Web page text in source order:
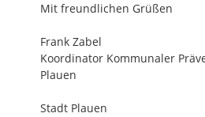
Mit freundlichen Grüßen
Frank Zabel
Koordinator Kommunaler
Plauen
Stadt Plauen